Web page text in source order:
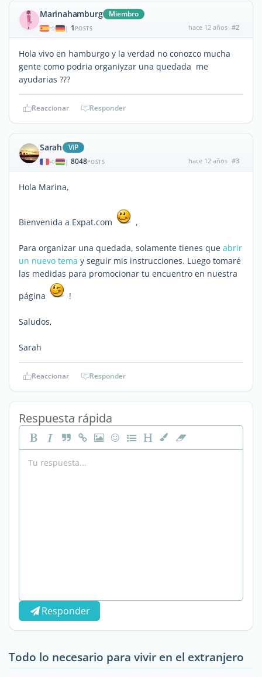
Marinahamburg Miembro
| 1 POSTS hace 12 años #2
Hola vivo en hamburgo y la verdad no conozco mucha
gente como podria organiyzar una quedada me
ayudarias ???
Reaccionar Responder
Sarah ViP
| 8048POSTS hace 12 años #3
Hola Marina,
Bienvenida a Expat.com ,
Para organizar una quedada, solamente tienes que abrir
un nuevo tema y seguir mis instrucciones. Luego tomaré
las medidas para promocionar tu encuentro en nuestra
página
!
Saludos,
Sarah
Reaccionar Responder
Respuesta rápida
Responder
Todo lo necesario para vivir en el extranjero